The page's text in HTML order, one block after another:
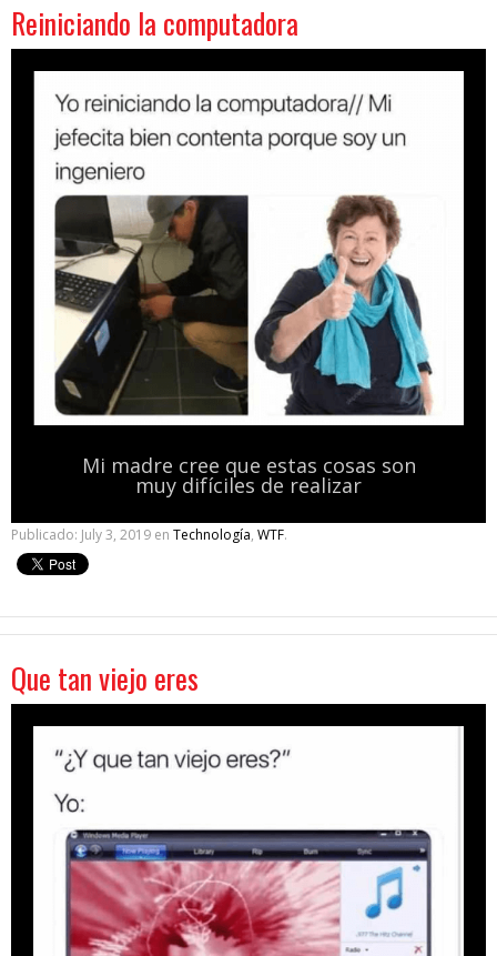
Reiniciando la computadora
Mi madre cree que estas cosas son
muy difíciles de realizar
Publicado: July 3, 2019 en Technología, WTF.
Que tan viejo eres